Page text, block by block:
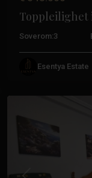
Toppleilighet
Soverom:3
Esentya Estate
Acequión,